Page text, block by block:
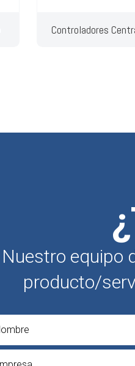
Controladores
Nuestro equipo
producto/